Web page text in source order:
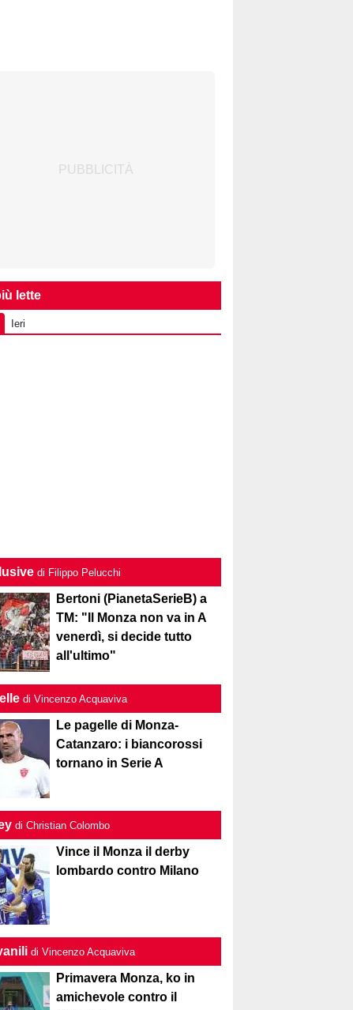
lette
Ieri
di Filippo Pelucchi
Bertoni (PianetaSerieB) a
TM: "Il Monza non va in A
venerdì, si decide tutto
all'ultimo"
di Vincenzo Acquaviva
Le pagelle di Monza-
Catanzaro: i biancorossi
tornano in Serie A
di Christian Colombo
Vince il Monza il derby
lombardo contro Milano
di Vincenzo Acquaviva
Primavera Monza, ko in
amichevole contro il